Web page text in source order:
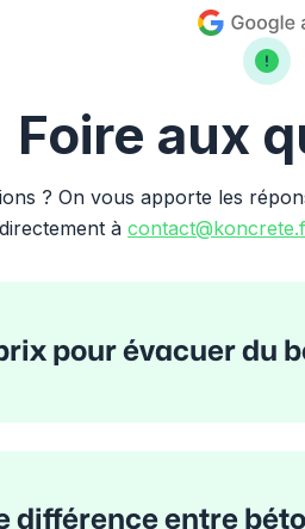
Foire aux
? On vous apporte les
à
pour évacuer du
différence entre